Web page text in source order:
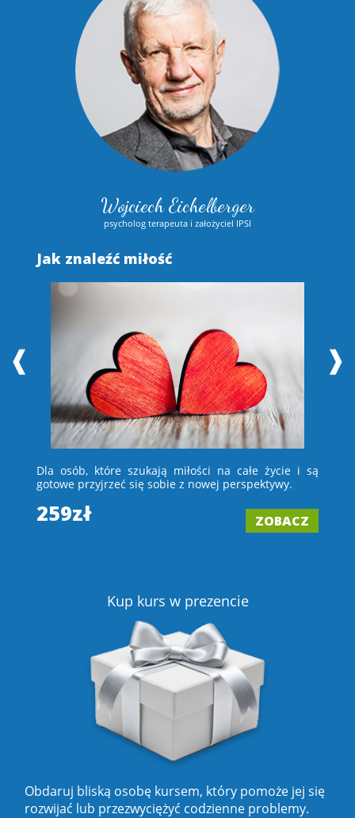
Wojciech Eichelberger
psycholog terapeuta i założyciel IPSI
Jak znaleźć miłość
Dla osób, które szukają miłości na całe życie i są
gotowe przyjrzeć się sobie z nowej perspektywy.
259zł ZOBACZ
❰ ❱
Kup kurs w prezencie
Obdaruj bliską osobę kursem, który pomoże jej się
rozwijać lub przezwyciężyć codzienne problemy.